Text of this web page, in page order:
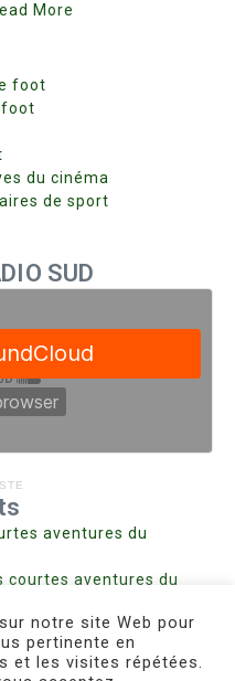
More
foot
foot
du cinéma
de sport
SUD
aventures du
courtes aventures du
à Mulhouse
champignons
notre site Web pour
pertinente en
et les visites répétées.